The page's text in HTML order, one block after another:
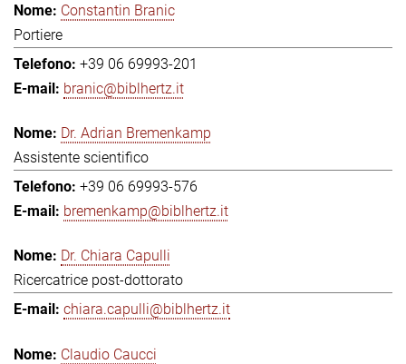
Constantin Branic
Portiere
+39 06 69993-201
branic@biblhertz.it
Dr. Adrian Bremenkamp
Assistente scientifico
+39 06 69993-576
bremenkamp@biblhertz.it
Dr. Chiara Capulli
Ricercatrice post-dottorato
chiara.capulli@biblhertz.it
Claudio Caucci